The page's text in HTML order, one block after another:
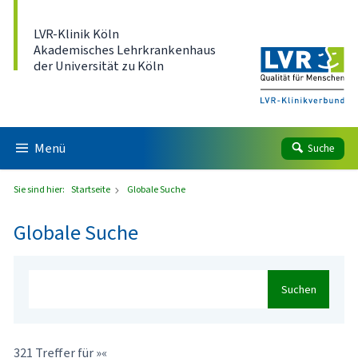
LVR-Klinik Köln
Akademisches Lehrkrankenhaus
der Universität zu Köln
Menü Suche
Sie sind hier: Startseite Globale Suche
Globale Suche
Suchen
321 Treffer für »«